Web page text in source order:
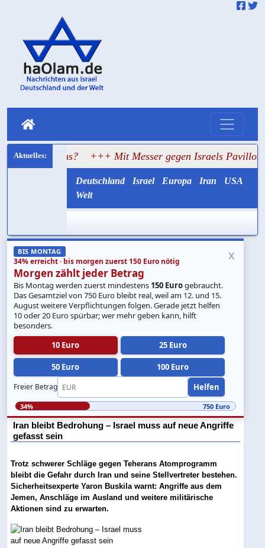
+++ Mit Messer gegen Israels Pavillon: Hass
Deutschland Israel Europa Iran
USA
Welt
BIS MONTAG
34% erreicht · bis morgen zuerst 150 Euro nötig
Morgen zählt jeder Betrag
Bis Montag werden zuerst mindestens 150 Eurogebraucht.
Das Gesamtziel von 750 Euro bleibt real, weil am 12. und 15.
August weitere Verpflichtungen folgen. Gerade jetzt helfen
10 oder 20 Euro spürbar; wer mehr geben kann, hilft
besonders.
10 Euro
25 Euro
50 Euro 100 Euro
Freier Betrag Helfen
x
34% 750 Euro
Iran bleibt Bedrohung – Israel muss auf neue Angriffe
gefasst sein
Trotz schwerer Schläge gegen Teherans Atomprogramm
bleibt die Gefahr durch Iran und seine Stellvertreter bestehen.
Sicherheitsexperte Yaron Buskila warnt: Angriffe aus dem
Jemen, Anschläge im Ausland und weitere militärische
Aktionen sind zu erwarten.